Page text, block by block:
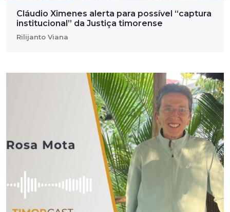
Cláudio Ximenes alerta para possível “captura
institucional” da Justiça timorense
Rilijanto Viana